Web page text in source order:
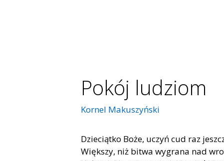
Pokój ludziom
Kornel Makuszyński
Dzieciątko Boże, uczyń cud raz
Większy, niż bitwa wygrana nad